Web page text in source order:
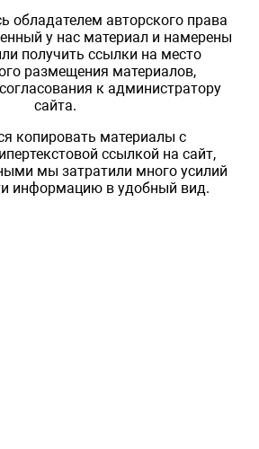
обладателем авторского права
у нас материал и намерены
получить ссылки на место
размещения материалов,
к администратору
сайта.
копировать материалы с
ссылкой на сайт,
мы затратили много усилий
информацию в удобный вид.